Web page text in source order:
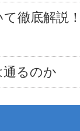
徹底解説
通るのか